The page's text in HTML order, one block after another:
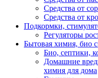
Средства от
Средства от
Подкормки,
Регуляторы
Бытовая химия, био
Био, септики,
Домашние
химия для дома